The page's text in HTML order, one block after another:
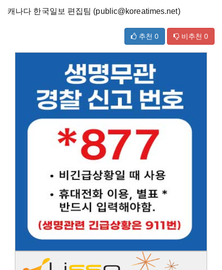
캐나다 한국일보 편집팀 (public@koreatimes.net)
추천 0 비추천 0